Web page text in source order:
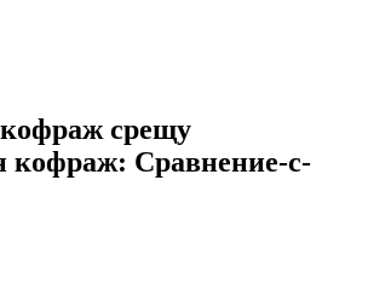
срещу
кофраж: Сравнение-с-